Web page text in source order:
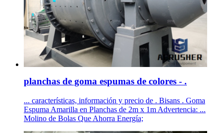
planchas de goma espumas de colores - .
... características, información y precio de . Bisans . Goma
Espuma Amarilla en Planchas de 2m x 1m Advertencia: ...
Molino de Bolas Que Ahorra Energía;